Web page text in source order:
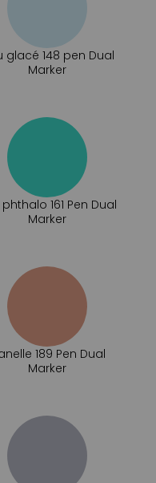
glacé 148 pen Dual
Marker
161 Pen Dual
Marker
189 Pen Dual
Marker